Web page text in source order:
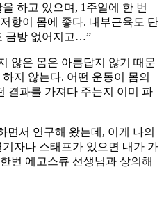
하고 있으며, 1주일에 한 번
항이 몸에 좋다. 내부근육도 단
금방 없어지고…”
않은 몸은 아름답지 않기 때문
지 않는다. 어떤 운동이 몸의
결과를 가져다 주는지 이미 파
면서 연구해 왔는데, 이게 나의
자나 스태프가 있으면 내가 가
번 에고스큐 선생님과 상의해